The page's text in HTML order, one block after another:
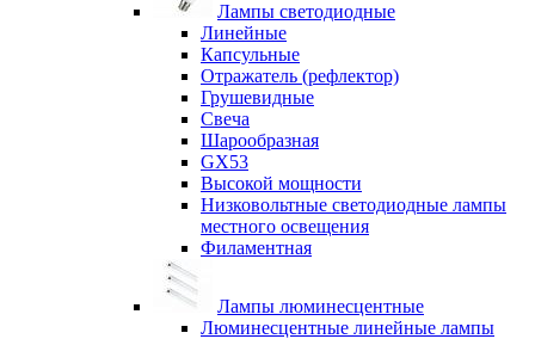
Лампы светодиодные
Линейные
Капсульные
Отражатель (рефлектор)
Грушевидные
Свеча
Шарообразная
GX53
Высокой мощности
Низковольтные светодиодные лампы
местного освещения
Филаментная
Лампы люминесцентные
Люминесцентные линейные лампы